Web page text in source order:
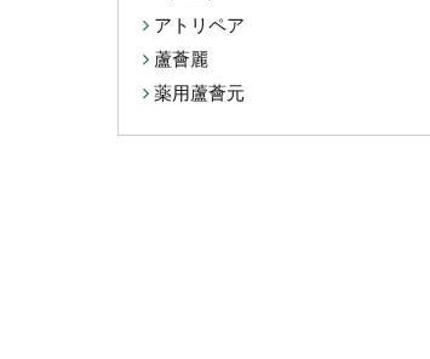
アトリペア
蘆薈麗
薬用蘆薈元